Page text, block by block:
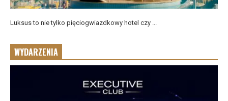
Luksus to nie tylko pięciogwiazdkowy hotel czy ...
WYDARZENIA